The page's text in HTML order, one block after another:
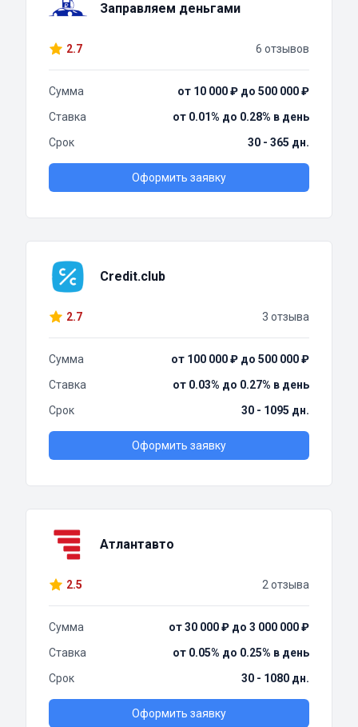
Заправляем деньгами
2.7 6 отзывов
Сумма
от 10 000 ₽ до 500 000 ₽
Ставка
от 0.01% до 0.28% в день
Срок
30 - 365 дн.
Оформить заявку
Credit.club
2.7 3 отзыва
Сумма
от 100 000 ₽ до 500 000 ₽
Ставка
от 0.03% до 0.27% в день
Срок
30 - 1095 дн.
Оформить заявку
Атлантавто
2.5 2 отзыва
Сумма
от 30 000 ₽ до 3 000 000 ₽
Ставка
от 0.05% до 0.25% в день
Срок
30 - 1080 дн.
Оформить заявку